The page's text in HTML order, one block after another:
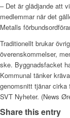
– Det är glädjande att
medlemmar när det
Metalls
Traditionellt brukar
överenskommelser,
ske. Byggnadsfacket
Kommunal tänker
genomsnitt tjänar cirka
SVT Nyheter. (News
Share this entry